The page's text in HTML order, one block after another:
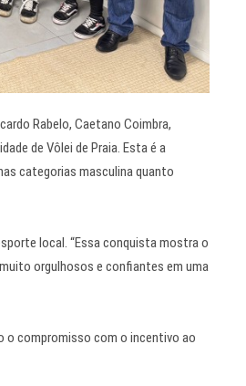
Rabelo, Caetano Coimbra,
de Vôlei de Praia. Esta é a
categorias masculina quanto
local. “Essa conquista mostra o
orgulhosos e confiantes em uma
o compromisso com o incentivo ao